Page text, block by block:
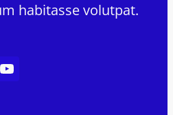
habitasse volutpat.
YouTube